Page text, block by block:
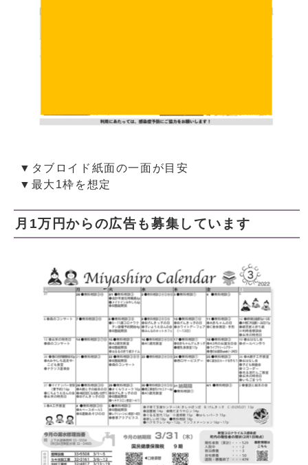
▼タブロイド紙面の一面が目安
▼最大1枠を想定
月1万円からの広告も募集しています